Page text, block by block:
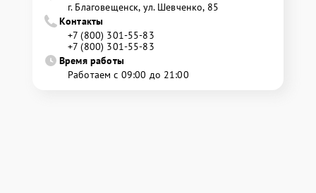
г. Благовещенск, ул. Шевченко, 85
Контакты
+7 (800) 301-55-83
+7 (800) 301-55-83
Время работы
Работаем с 09:00 до 21:00